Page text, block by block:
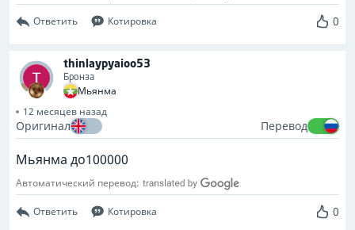
Ответить Котировка 0
thinlaypyaioo53
Бронза
Мьянма
12 месяцев назад
Оригинал Перевод
Мьянма до100000
Автоматический перевод:
Ответить Котировка 0